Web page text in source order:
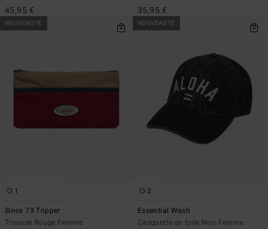
45,95 € 35,95 €
NOUVEAUTÉ
1
Since 73 Tripper
Trousse Rouge Femme
NOUVEAUTÉ
2
Essential Wash
Casquette en toile Noir Femme